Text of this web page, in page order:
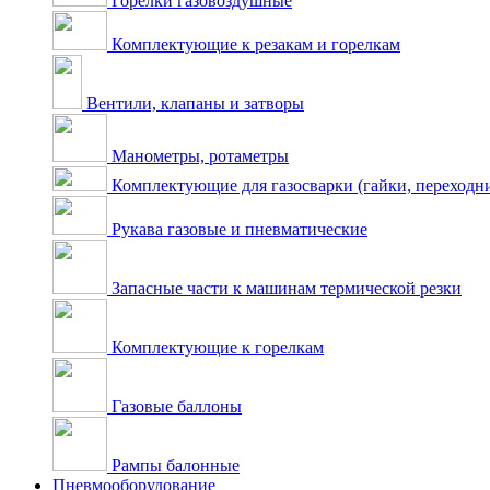
Комплектующие к резакам и горелкам
Вентили, клапаны и затворы
Манометры, ротаметры
Комплектующие для газосварки (гайки,
Рукава газовые и пневматические
Запасные части к машинам термической резки
Комплектующие к горелкам
Газовые баллоны
Рампы балонные
Пневмооборудование